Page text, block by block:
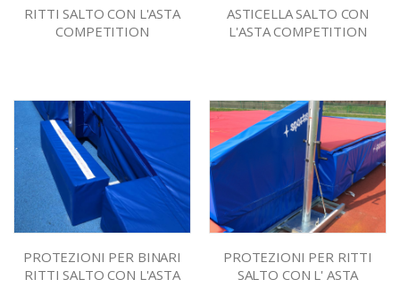
RITTI SALTO CON L'ASTA
COMPETITION
ASTICELLA SALTO CON
L'ASTA COMPETITION
PROTEZIONI PER BINARI
RITTI SALTO CON L'ASTA
PROTEZIONI PER RITTI
SALTO CON L' ASTA